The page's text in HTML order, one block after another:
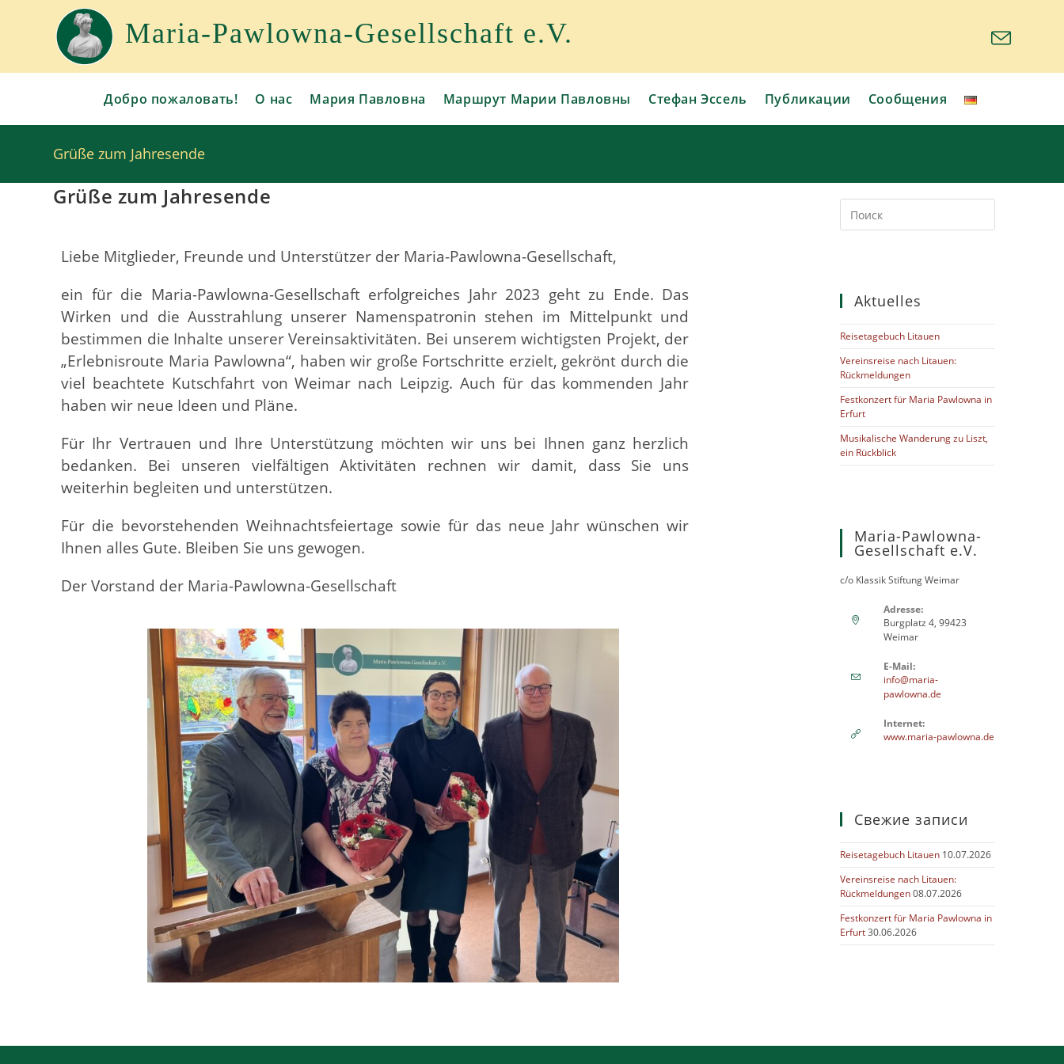
Maria-Pawlowna-Gesellschaft e.V.
Добро пожаловать! О нас Мария Павловна Маршрут Марии Павловны Стефан Эссель Публикации Сообщения
Grüße zum Jahresende
Grüße zum Jahresende
Liebe Mitglieder, Freunde und Unterstützer der Maria-Pawlowna-Gesellschaft,
ein für die Maria-Pawlowna-Gesellschaft erfolgreiches Jahr 2023 geht zu Ende. Das
Wirken und die Ausstrahlung unserer Namenspatronin stehen im Mittelpunkt und
bestimmen die Inhalte unserer Vereinsaktivitäten. Bei unserem wichtigsten Projekt, der
„Erlebnisroute Maria Pawlowna“, haben wir große Fortschritte erzielt, gekrönt durch die
viel beachtete Kutschfahrt von Weimar nach Leipzig. Auch für das kommenden Jahr
haben wir neue Ideen und Pläne.
Für Ihr Vertrauen und Ihre Unterstützung möchten wir uns bei Ihnen ganz herzlich
bedanken. Bei unseren vielfältigen Aktivitäten rechnen wir damit, dass Sie uns
weiterhin begleiten und unterstützen.
Für die bevorstehenden Weihnachtsfeiertage sowie für das neue Jahr wünschen wir
Ihnen alles Gute. Bleiben Sie uns gewogen.
Der Vorstand der Maria-Pawlowna-Gesellschaft
Aktuelles
Reisetagebuch Litauen
Vereinsreise nach Litauen:
Rückmeldungen
Festkonzert für Maria Pawlowna in
Erfurt
Musikalische Wanderung zu Liszt,
ein Rückblick
Maria-Pawlowna-
Gesellschaft e.V.
c/o Klassik Stiftung Weimar
Adresse:
Burgplatz 4, 99423
Weimar
E-Mail:
info@maria-
pawlowna.de
Internet:
www.maria-pawlowna.de
Свежие записи
Reisetagebuch Litauen 10.07.2026
Vereinsreise nach Litauen:
Rückmeldungen08.07.2026
Festkonzert für Maria Pawlowna in
Erfurt30.06.2026